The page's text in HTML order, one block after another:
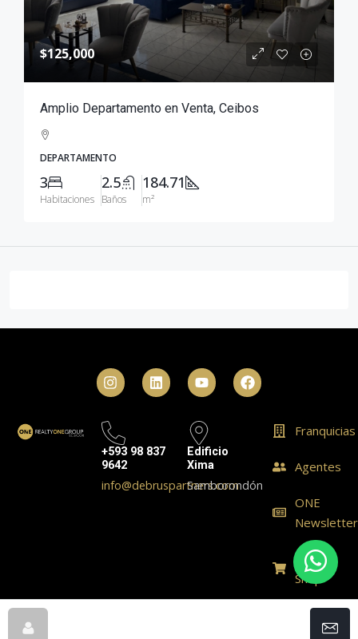
$125,000
Amplio Departamento en Venta, Ceibos
DEPARTAMENTO
3
Habitaciones
2.5
Baños
184.71
m²
+593 98 837
9642
info@debruspartners.com
Edificio
Xima
Samborondón
Franquicias
Agentes
ONE
Newsletter
ONE
Shop
© Realty One Group Ecuador - All rights reserved